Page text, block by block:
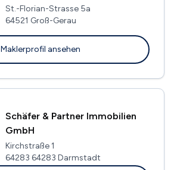
St.-Florian-Strasse 5a
64521 Groß-Gerau
Maklerprofil ansehen
Schäfer & Partner Immobilien
GmbH
Kirchstraße 1
64283 64283 Darmstadt